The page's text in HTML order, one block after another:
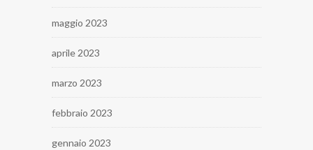
maggio 2023
aprile 2023
marzo 2023
febbraio 2023
gennaio 2023